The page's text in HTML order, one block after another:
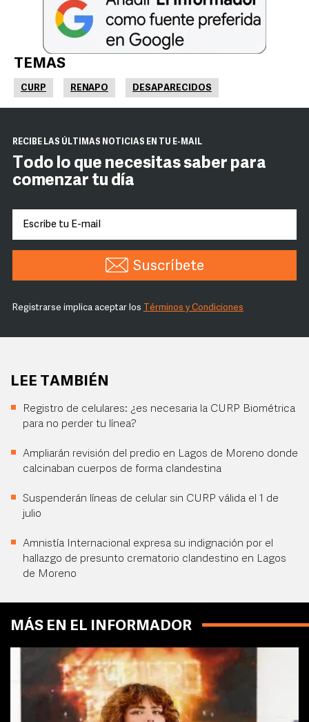
TEMAS
CURP RENAPO DESAPARECIDOS
RECIBE LAS ÚLTIMAS NOTICIAS EN TU E-MAIL
Todo lo que necesitas saber para
comenzar tu día
Suscríbete
Registrarse implica aceptar los Términos y Condiciones
LEE TAMBIÉN
Registro de celulares: ¿es necesaria la CURP Biométrica
para no perder tu línea?
Ampliarán revisión del predio en Lagos de Moreno donde
calcinaban cuerpos de forma clandestina
Suspenderán líneas de celular sin CURP válida el 1 de
julio
Amnistía Internacional expresa su indignación por el
hallazgo de presunto crematorio clandestino en Lagos
de Moreno
MÁS EN EL INFORMADOR